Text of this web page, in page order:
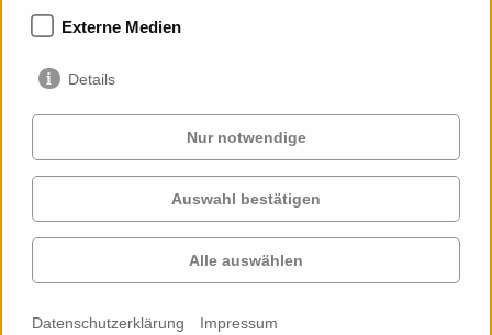
Services
Cases
Auftraggeber
Projekte
Profil
Kontakt
Externe Medien
Details
Nur notwendige
Auswahl bestätigen
Alle auswählen
Datenschutzerklärung Impressum